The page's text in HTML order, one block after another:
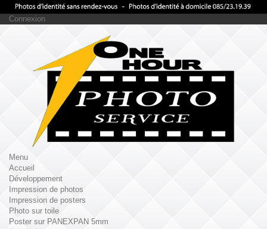
Connexion
Menu
Accueil
Développement
Impression de photos
Impression de posters
Photo sur toile
Poster sur PANEXPAN 5mm